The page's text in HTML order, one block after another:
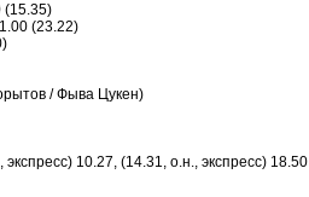
(15.35)
(23.22)
/ Фыва Цукен)
10.27, (14.31, о.н., экспресс) 18.50